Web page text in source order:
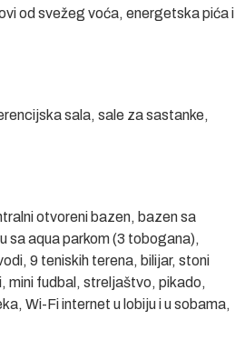
od svežeg voća, energetska pića i
sala, sale za sastanke,
otvoreni bazen, bazen sa
sa aqua parkom (3 tobogana),
9 teniskih terena, bilijar, stoni
mini fudbal, streljaštvo, pikado,
Wi-Fi internet u lobiju i u sobama,